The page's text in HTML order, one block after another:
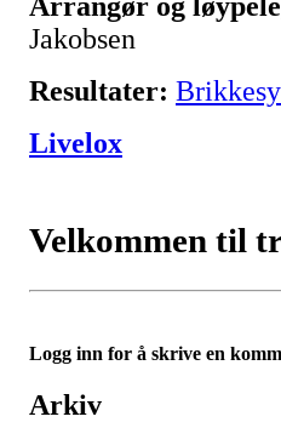
Arrangør og
Jakobsen
Resultater:
Livelox
Velkommen til
Logg inn for å skrive en
Arkiv